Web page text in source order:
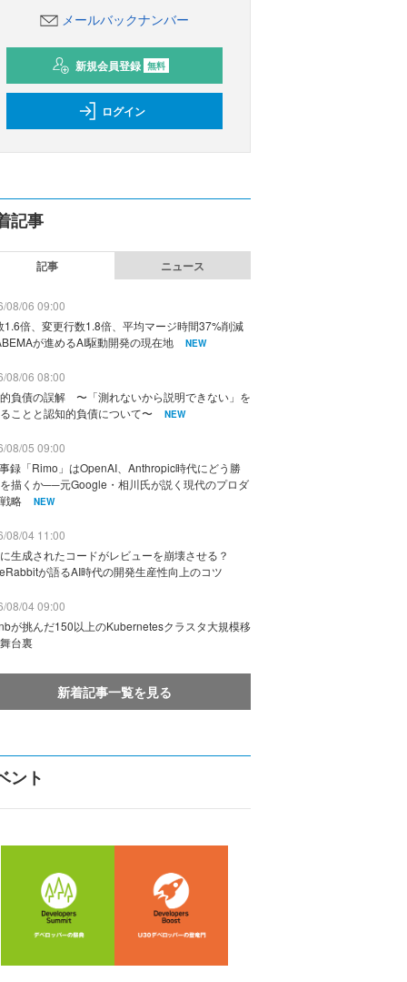
メールバックナンバー
新規会員登録 無料
ログイン
記事
記事 ニュース
08/06 09:00
1.6倍、変更行数1.8倍、平均マージ時間37%削減
が進めるAI駆動開発の現在地
NEW
08/06 08:00
負債の誤解 〜「測れないから説明できない」を
ことと認知的負債について〜
NEW
08/05 09:00
録「Rimo」はOpenAI、Anthropic時代にどう勝
描くか──元Google・相川氏が説く現代のプロダ
略
NEW
08/04 11:00
生成されたコードがレビューを崩壊させる？
が語るAI時代の開発生産性向上のコツ
08/04 09:00
が挑んだ150以上のKubernetesクラスタ大規模移
台裏
新着記事一覧を見る
ント